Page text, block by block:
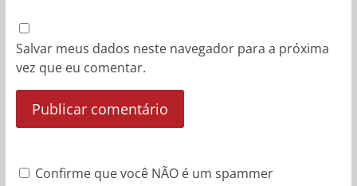
Salvar meus dados neste navegador para a próxima
vez que eu comentar.
Confirme que você NÃO é um spammer